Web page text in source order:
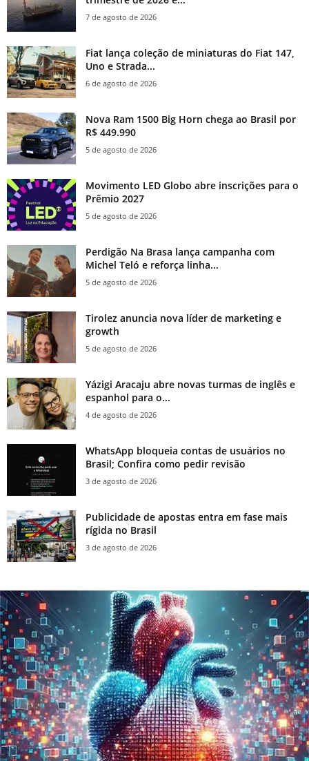
7 de agosto de 2026
Fiat lança coleção de miniaturas do Fiat 147,
Uno e Strada...
6 de agosto de 2026
Nova Ram 1500 Big Horn chega ao Brasil por
R$ 449.990
5 de agosto de 2026
Movimento LED Globo abre inscrições para o
Prêmio 2027
5 de agosto de 2026
Perdigão Na Brasa lança campanha com
Michel Teló e reforça linha...
5 de agosto de 2026
Tirolez anuncia nova líder de marketing e
growth
5 de agosto de 2026
Yázigi Aracaju abre novas turmas de inglês e
espanhol para o...
4 de agosto de 2026
WhatsApp bloqueia contas de usuários no
Brasil; Confira como pedir revisão
3 de agosto de 2026
Publicidade de apostas entra em fase mais
rígida no Brasil
3 de agosto de 2026